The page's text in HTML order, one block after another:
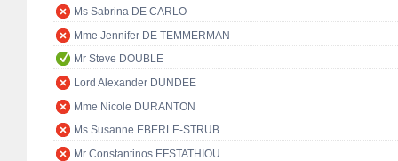
Ms Sabrina DE CARLO
Mme Jennifer DE TEMMERMAN
Mr Steve DOUBLE
Lord Alexander DUNDEE
Mme Nicole DURANTON
Ms Susanne EBERLE-STRUB
Mr Constantinos EFSTATHIOU